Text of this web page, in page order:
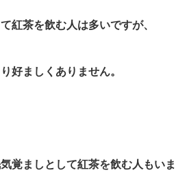
紅茶を飲む人は多いですが、
好ましくありません。
覚ましとして紅茶を飲む人もいま